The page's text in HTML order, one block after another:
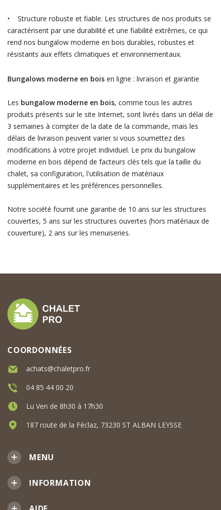
• Structure robuste et fiable. Les structures de nos produits se
caractérisent par une durabilité et une fiabilité extrêmes, ce qui
rend nos bungalow moderne en bois durables, robustes et
résistants aux effets climatiques et environnementaux.
Bungalows moderne en boisen ligne : livraison et garantie
Les bungalow moderne en bois, comme tous les autres
produits présents sur le site Internet, sont livrés dans un délai de
3 semaines à compter de la date de la commande, mais les
délais de livraison peuvent varier si vous soumettez des
modifications à votre projet individuel. Le prix du bungalow
moderne en bois dépend de facteurs clés tels que la taille du
chalet, sa configuration, l'utilisation de matériaux
supplémentaires et les préférences personnelles.
Notre société fournit une garantie de 10 ans sur les structures
couvertes, 5 ans sur les structures ouvertes (hors matériaux de
couverture), 2 ans sur les menuiseries.
MENU
INFORMATION
COORDONNÉES
achats@chaletpro.fr
04 85 44 00 20
Lu Ven de 8h30 à 17h30
187 route de la Féclaz, 73230 ST ALBAN LEYSSE